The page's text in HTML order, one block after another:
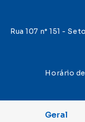
Rua 107 n° 151 -
Horário
Geral